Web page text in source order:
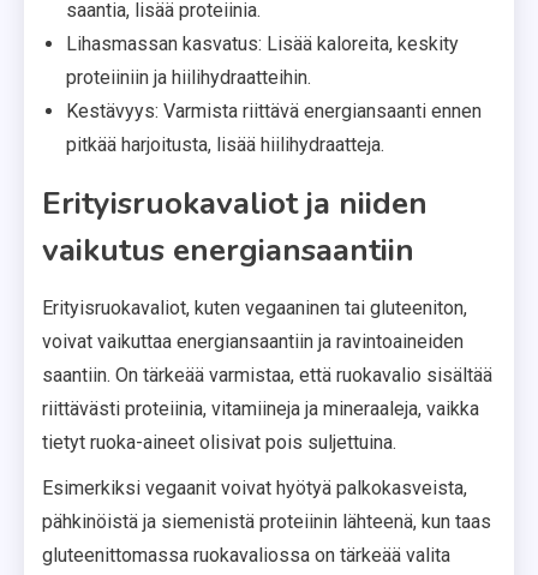
saantia, lisää proteiinia.
Lihasmassan kasvatus: Lisää kaloreita, keskity
proteiiniin ja hiilihydraatteihin.
Kestävyys: Varmista riittävä energiansaanti ennen
pitkää harjoitusta, lisää hiilihydraatteja.
Erityisruokavaliot ja niiden
vaikutus energiansaantiin
Erityisruokavaliot, kuten vegaaninen tai gluteeniton,
voivat vaikuttaa energiansaantiin ja ravintoaineiden
saantiin. On tärkeää varmistaa, että ruokavalio sisältää
riittävästi proteiinia, vitamiineja ja mineraaleja, vaikka
tietyt ruoka-aineet olisivat pois suljettuina.
Esimerkiksi vegaanit voivat hyötyä palkokasveista,
pähkinöistä ja siemenistä proteiinin lähteenä, kun taas
gluteenittomassa ruokavaliossa on tärkeää valita